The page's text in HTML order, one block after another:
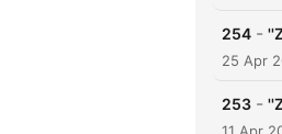
254 -
25 Apr
253 -